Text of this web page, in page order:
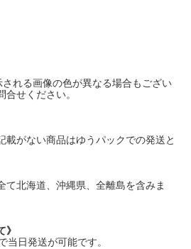
れる画像の色が異なる場合もござい
せください。
載がない商品はゆうパックでの発送と
て北海道、沖縄県、全離島を含みま
》
当日発送が可能です。